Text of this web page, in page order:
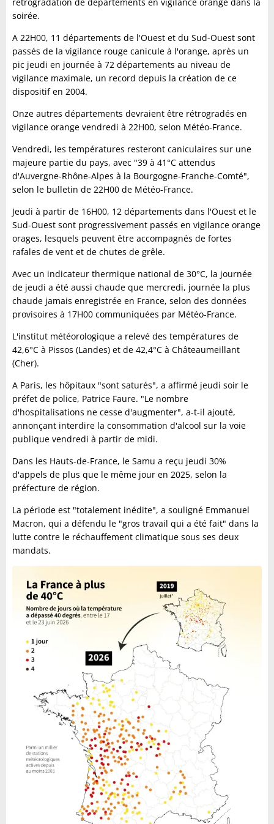
rétrogradation de départements en vigilance orange dans la
soirée.
A 22H00, 11 départements de l'Ouest et du Sud-Ouest sont
passés de la vigilance rouge canicule à l'orange, après un
pic jeudi en journée à 72 départements au niveau de
vigilance maximale, un record depuis la création de ce
dispositif en 2004.
Onze autres départements devraient être rétrogradés en
vigilance orange vendredi à 22H00, selon Météo-France.
Vendredi, les températures resteront caniculaires sur une
majeure partie du pays, avec "39 à 41°C attendus
d'Auvergne-Rhône-Alpes à la Bourgogne-Franche-Comté",
selon le bulletin de 22H00 de Météo-France.
Jeudi à partir de 16H00, 12 départements dans l'Ouest et le
Sud-Ouest sont progressivement passés en vigilance orange
orages, lesquels peuvent être accompagnés de fortes
rafales de vent et de chutes de grêle.
Avec un indicateur thermique national de 30°C, la journée
de jeudi a été aussi chaude que mercredi, journée la plus
chaude jamais enregistrée en France, selon des données
provisoires à 17H00 communiquées par Météo-France.
L'institut météorologique a relevé des températures de
42,6°C à Pissos (Landes) et de 42,4°C à Châteaumeillant
(Cher).
A Paris, les hôpitaux "sont saturés", a affirmé jeudi soir le
préfet de police, Patrice Faure. "Le nombre
d'hospitalisations ne cesse d'augmenter", a-t-il ajouté,
annonçant interdire la consommation d'alcool sur la voie
publique vendredi à partir de midi.
Dans les Hauts-de-France, le Samu a reçu jeudi 30%
d'appels de plus que le même jour en 2025, selon la
préfecture de région.
La période est "totalement inédite", a souligné Emmanuel
Macron, qui a défendu le "gros travail qui a été fait" dans la
lutte contre le réchauffement climatique sous ses deux
mandats.